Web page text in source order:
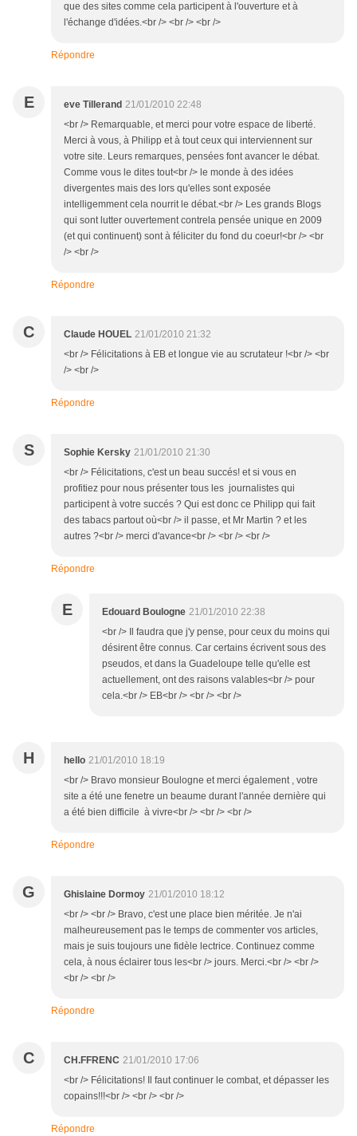
que des sites comme cela participent à l'ouverture et à
l'échange d'idées.<br /> <br /> <br />
Répondre
E eve Tillerand 21/01/2010 22:48
<br /> Remarquable, et merci pour votre espace de liberté.
Merci à vous, à Philipp et à tout ceux qui interviennent sur
votre site. Leurs remarques, pensées font avancer le débat.
Comme vous le dites tout<br /> le monde à des idées
divergentes mais des lors qu'elles sont exposée
intelligemment cela nourrit le débat.<br /> Les grands Blogs
qui sont lutter ouvertement contrela pensée unique en 2009
(et qui continuent) sont à féliciter du fond du coeur!<br /> <br
/> <br />
Répondre
C Claude HOUEL 21/01/2010 21:32
<br /> Félicitations à EB et longue vie au scrutateur !<br /> <br
/> <br />
Répondre
S Sophie Kersky 21/01/2010 21:30
<br /> Félicitations, c'est un beau succés! et si vous en
profitiez pour nous présenter tous les journalistes qui
participent à votre succés ? Qui est donc ce Philipp qui fait
des tabacs partout où<br /> il passe, et Mr Martin ? et les
autres ?<br /> merci d'avance<br /> <br /> <br />
Répondre
E Edouard Boulogne 21/01/2010 22:38
<br /> Il faudra que j'y pense, pour ceux du moins qui
désirent être connus. Car certains écrivent sous des
pseudos, et dans la Guadeloupe telle qu'elle est
actuellement, ont des raisons valables<br /> pour
cela.<br /> EB<br /> <br /> <br />
H hello 21/01/2010 18:19
<br /> Bravo monsieur Boulogne et merci également , votre
site a été une fenetre un beaume durant l'année dernière qui
a été bien difficile à vivre<br /> <br /> <br />
Répondre
G Ghislaine Dormoy 21/01/2010 18:12
<br /> <br /> Bravo, c'est une place bien méritée. Je n'ai
malheureusement pas le temps de commenter vos articles,
mais je suis toujours une fidèle lectrice. Continuez comme
cela, à nous éclairer tous les<br /> jours. Merci.<br /> <br />
<br /> <br />
Répondre
C CH.FFRENC 21/01/2010 17:06
<br /> Félicitations! Il faut continuer le combat, et dépasser les
copains!!!<br /> <br /> <br />
Répondre